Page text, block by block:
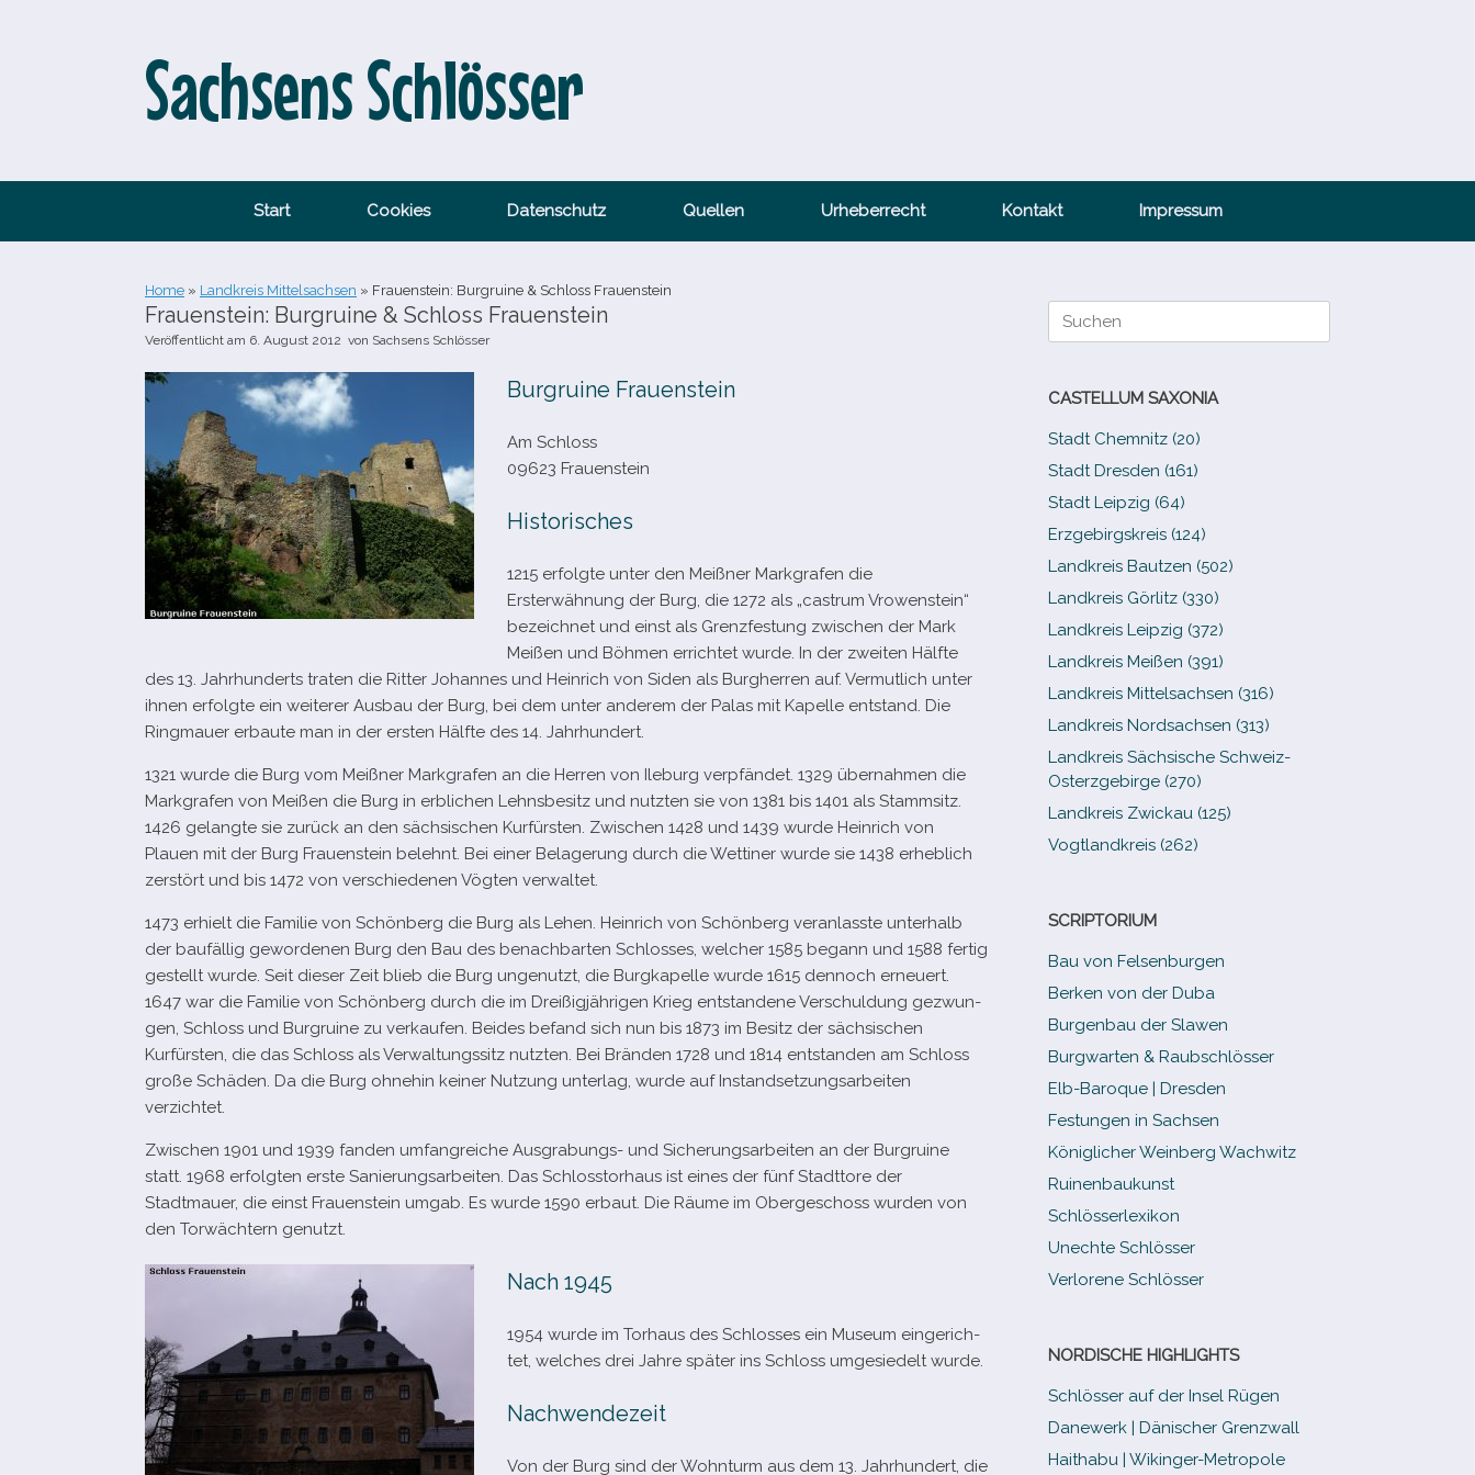
Sachsens Schlösser
Start Cookies Datenschutz Quellen Urheberrecht Kontakt Impressum
Home » Landkreis Mittelsachsen » Frauenstein: Burgruine & Schloss Frauenstein
Frauenstein: Burgruine & Schloss Frauenstein
Veröffentlicht am 6. August 2012 von Sachsens Schlösser
Burgruine Frauenstein
Am Schloss
09623 Frauenstein
Historisches
1215 erfolgte unter den Meißner Markgrafen die
Ersterwähnung der Burg, die 1272 als „castrum Vrowenstein“
bezeich­net und einst als Grenzfestung zwi­schen der Mark
Meißen und Böhmen errich­tet wurde. In der zwei­ten Hälfte
des 13. Jahrhunderts tra­ten die Ritter Johannes und Heinrich von Siden als Burgherren auf. Vermutlich unter
ihnen erfolgte ein wei­te­rer Ausbau der Burg, bei dem unter ande­rem der Palas mit Kapelle ent­stand. Die
Ringmauer erbaute man in der ers­ten Hälfte des 14. Jahrhundert.
1321 wurde die Burg vom Meißner Markgrafen an die Herren von Ileburg ver­pfän­det. 1329 über­nah­men die
Markgrafen von Meißen die Burg in erb­li­chen Lehnsbesitz und nutz­ten sie von 1381 bis 1401 als Stammsitz.
1426 gelangte sie zurück an den säch­si­schen Kurfürsten. Zwischen 1428 und 1439 wurde Heinrich von
Plauen mit der Burg Frauenstein belehnt. Bei einer Belagerung durch die Wettiner wurde sie 1438 erheb­lich
zer­stört und bis 1472 von ver­schie­de­nen Vögten verwaltet.
1473 erhielt die Familie von Schönberg die Burg als Lehen. Heinrich von Schönberg ver­an­lasste unter­halb
der bau­fäl­lig gewor­de­nen Burg den Bau des benach­bar­ten Schlosses, wel­cher 1585 begann und 1588 fer­tig
gestellt wurde. Seit die­ser Zeit blieb die Burg unge­nutzt, die Burgkapelle wurde 1615 den­noch erneu­ert.
1647 war die Familie von Schönberg durch die im Dreißigjährigen Krieg ent­stan­dene Verschuldung gezwun­
gen, Schloss und Burgruine zu ver­kau­fen. Beides befand sich nun bis 1873 im Besitz der säch­si­schen
Kurfürsten, die das Schloss als Verwaltungssitz nutz­ten. Bei Bränden 1728 und 1814 ent­stan­den am Schloss
große Schäden. Da die Burg ohne­hin kei­ner Nutzung unter­lag, wurde auf Instandsetzungsarbeiten
verzichtet.
Zwischen 1901 und 1939 fan­den umfang­rei­che Ausgrabungs- und Sicherungsarbeiten an der Burgruine
statt. 1968 erfolg­ten erste Sanierungsarbeiten. Das Schlosstorhaus ist eines der fünf Stadttore der
Stadtmauer, die einst Frauenstein umgab. Es wurde 1590 erbaut. Die Räume im Obergeschoss wur­den von
den Torwächtern genutzt.
Nach 1945
1954 wurde im Torhaus des Schlosses ein Museum ein­ge­rich­
tet, wel­ches drei Jahre spä­ter ins Schloss umge­sie­delt wurde.
Nachwendezeit
Von der Burg sind der Wohnturm aus dem 13. Jahrhundert, die
Suche
nach:
CASTELLUM SAXONIA
Stadt Chemnitz (20)
Stadt Dresden (161)
Stadt Leipzig (64)
Erzgebirgskreis (124)
Landkreis Bautzen (502)
Landkreis Görlitz (330)
Landkreis Leipzig (372)
Landkreis Meißen (391)
Landkreis Mittelsachsen (316)
Landkreis Nordsachsen (313)
Landkreis Sächsische Schweiz-​
Osterzgebirge (270)
Landkreis Zwickau (125)
Vogtlandkreis (262)
SCRIPTORIUM
Bau von Felsenburgen
Berken von der Duba
Burgenbau der Slawen
Burgwarten & Raubschlösser
Elb-​Baroque | Dresden
Festungen in Sachsen
Königlicher Weinberg Wachwitz
Ruinenbaukunst
Schlösserlexikon
Unechte Schlösser
Verlorene Schlösser
NORDISCHE HIGHLIGHTS
Schlösser auf der Insel Rügen
Danewerk | Dänischer Grenzwall
Haithabu | Wikinger-Metropole